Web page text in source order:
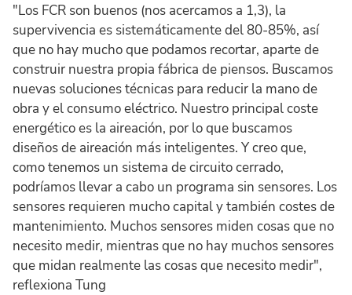
"Los FCR son buenos (nos acercamos a 1,3), la
supervivencia es sistemáticamente del 80-85%, así
que no hay mucho que podamos recortar, aparte de
construir nuestra propia fábrica de piensos. Buscamos
nuevas soluciones técnicas para reducir la mano de
obra y el consumo eléctrico. Nuestro principal coste
energético es la aireación, por lo que buscamos
diseños de aireación más inteligentes. Y creo que,
como tenemos un sistema de circuito cerrado,
podríamos llevar a cabo un programa sin sensores. Los
sensores requieren mucho capital y también costes de
mantenimiento. Muchos sensores miden cosas que no
necesito medir, mientras que no hay muchos sensores
que midan realmente las cosas que necesito medir",
reflexiona Tung